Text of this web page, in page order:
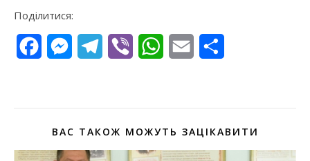
Поділитися:
FacebookMessengerTelegram
Viber WhatsApp
Email
ВАС ТАКОЖ МОЖУТЬ ЗАЦІКАВИТИ